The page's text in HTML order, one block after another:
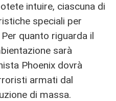
intuire, ciascuna di
speciali per
quanto riguarda il
sarà
Phoenix dovrà
armati dal
di massa.